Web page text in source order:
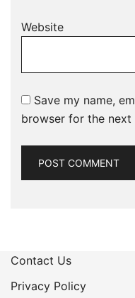
Website
Save my name,
browser for the next
Contact Us
Privacy Policy